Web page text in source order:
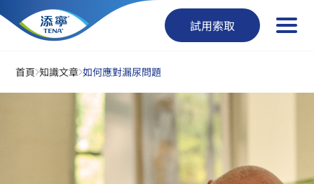
試用索取
首頁 知識文章 如何應對漏尿問題